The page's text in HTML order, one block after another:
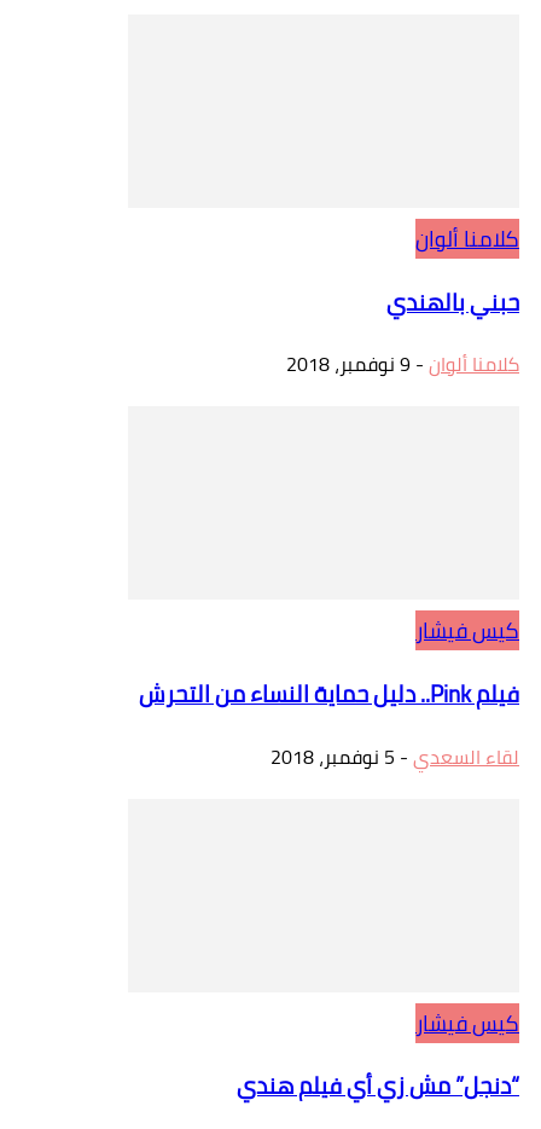
كلامنا ألوان
حبني بالهندي
كلامنا ألوان-9 نوفمبر، 2018
كيس فيشار
فيلم Pink.. دليل حماية النساء من التحرش
لقاء السعدي- 5 نوفمبر، 2018
كيس فيشار
“دنجل” مش زي أي فيلم هندي